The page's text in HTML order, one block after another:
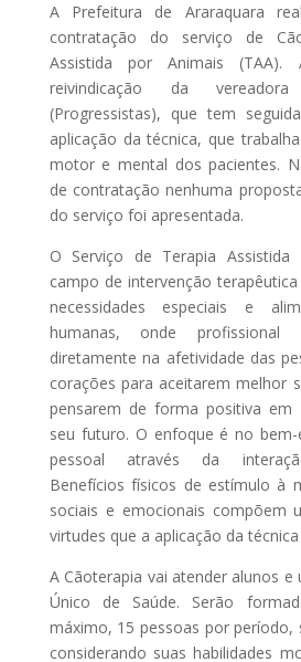
A Prefeitura de Araraquara
contratação do serviço de
Assistida por Animais
reivindicação da
(Progressistas), que tem
aplicação da técnica, que
motor e mental dos pacientes.
de contratação nenhuma
do serviço foi apresentada.
O Serviço de Terapia
campo de intervenção
necessidades especiais e
humanas, onde
diretamente na afetividade das
corações para aceitarem melhor
pensarem de forma positiva em
seu futuro. O enfoque é no
pessoal através da
Benefícios físicos de estímulo à
sociais e emocionais compõem
virtudes que a aplicação da
A Cãoterapia vai atender alunos e
Único de Saúde. Serão
máximo, 15 pessoas por período,
considerando suas habilidades